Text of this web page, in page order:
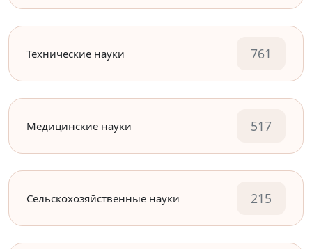
Технические науки 761
Медицинские науки 517
Сельскохозяйственные науки 215